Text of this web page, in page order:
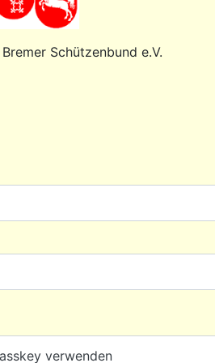
Schützenbund e.V.
verwenden